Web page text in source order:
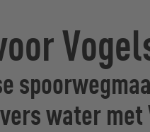
water met